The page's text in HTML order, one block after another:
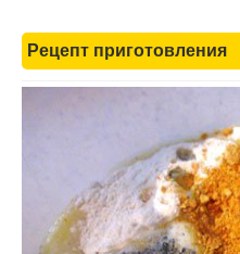
Рецепт приготовления